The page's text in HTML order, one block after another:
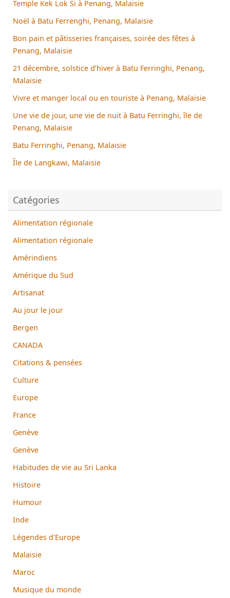
Temple Kek Lok Si à Penang, Malaisie
Noël à Batu Ferrenghi, Penang, Malaisie
Bon pain et pâtisseries françaises, soirée des fêtes à
Penang, Malaisie
21 décembre, solstice d’hiver à Batu Ferringhi, Penang,
Malaisie
Vivre et manger local ou en touriste à Penang, Malaisie
Une vie de jour, une vie de nuit à Batu Ferringhi, île de
Penang, Malaisie
Batu Ferringhi, Penang, Malaisie
Île de Langkawi, Malaisie
Catégories
Alimentation régionale
Alimentation régionale
Amérindiens
Amérique du Sud
Artisanat
Au jour le jour
Bergen
CANADA
Citations & pensées
Culture
Europe
France
Genève
Genève
Habitudes de vie au Sri Lanka
Histoire
Humour
Inde
Légendes d'Europe
Malaisie
Maroc
Musique du monde